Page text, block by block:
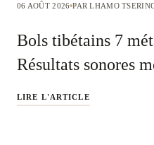
06 AOÛT 2026 PAR LHAMO
Bols tibétains 7
Résultats sonores
LIRE L'ARTICLE